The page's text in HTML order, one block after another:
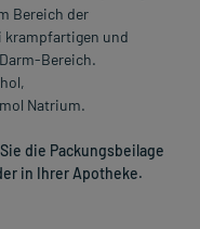
Bereich der
krampfartigen und
Bereich.
Natrium.
die Packungsbeilage
in Ihrer Apotheke.